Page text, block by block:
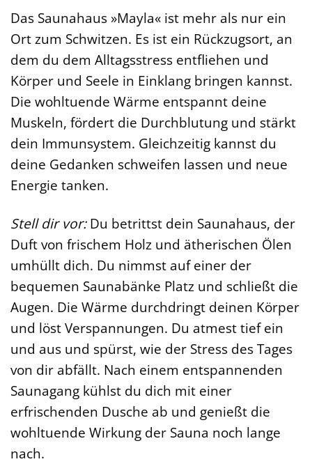
Das Saunahaus »Mayla« ist mehr als nur ein
Ort zum Schwitzen. Es ist ein Rückzugsort, an
dem du dem Alltagsstress entfliehen und
Körper und Seele in Einklang bringen kannst.
Die wohltuende Wärme entspannt deine
Muskeln, fördert die Durchblutung und stärkt
dein Immunsystem. Gleichzeitig kannst du
deine Gedanken schweifen lassen und neue
Energie tanken.
Stell dir vor:Du betrittst dein Saunahaus, der
Duft von frischem Holz und ätherischen Ölen
umhüllt dich. Du nimmst auf einer der
bequemen Saunabänke Platz und schließt die
Augen. Die Wärme durchdringt deinen Körper
und löst Verspannungen. Du atmest tief ein
und aus und spürst, wie der Stress des Tages
von dir abfällt. Nach einem entspannenden
Saunagang kühlst du dich mit einer
erfrischenden Dusche ab und genießt die
wohltuende Wirkung der Sauna noch lange
nach.